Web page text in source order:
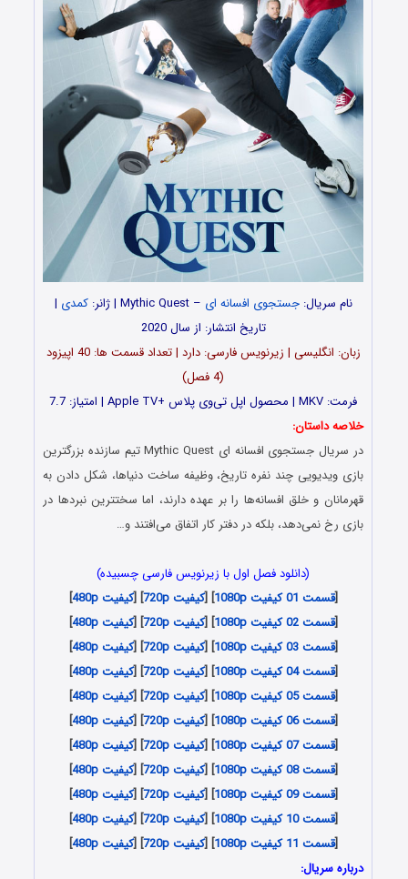
نام سریال:جستجوی افسانه ای – Mythic Quest | ژانر: کمدی |
تاریخ انتشار: از سال 2020
زبان: انگلیسی | زیرنویس فارسی: دارد | تعداد قسمت‌‌ ها: 40 اپیزود
(4 فصل)
فرمت: MKV | محصول اپل تی‌وی پلاس +Apple TV | امتیاز: 7.7
خلاصه داستان:
در سریال جستجوی افسانه ای Mythic Quest تیم سازنده بزرگترین
بازی ویدیویی چند نفره تاریخ، وظیفه ساخت دنیاها، شکل دادن به
قهرمانان و خلق افسانه‌ها را بر عهده دارند، اما سخت‎ترین نبردها در
بازی رخ نمی‌دهد، بلکه در دفتر کار اتفاق می‌افتند و…
(دانلود فصل اول با زیرنویس فارسی چسبیده)
[قسمت 01 کیفیت 1080p ] [کیفیت 720p ] [کیفیت 480p
]
[قسمت 02 کیفیت 1080p ] [کیفیت 720p ] [کیفیت 480p
]
[قسمت 03 کیفیت 1080p ] [کیفیت 720p ] [کیفیت 480p
]
[قسمت 04 کیفیت 1080p ] [کیفیت 720p ] [کیفیت 480p
]
[قسمت 05 کیفیت 1080p ] [کیفیت 720p ] [کیفیت 480p
]
[قسمت 06 کیفیت 1080p ] [کیفیت 720p ] [کیفیت 480p
]
[قسمت 07 کیفیت 1080p ] [کیفیت 720p ] [کیفیت 480p
]
[قسمت 08 کیفیت 1080p ] [کیفیت 720p ] [کیفیت 480p
]
[قسمت 09 کیفیت 1080p ] [کیفیت 720p ] [کیفیت 480p
]
[قسمت 10 کیفیت 1080p ] [کیفیت 720p ] [کیفیت 480p
]
[قسمت 11 کیفیت 1080p ] [کیفیت 720p ] [کیفیت 480p
]
درباره سریال: